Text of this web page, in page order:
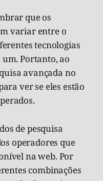
que os
variar entre o
tecnologias
Portanto, ao
avançada no
ver se eles estão
de pesquisa
operadores que
na web. Por
combinações